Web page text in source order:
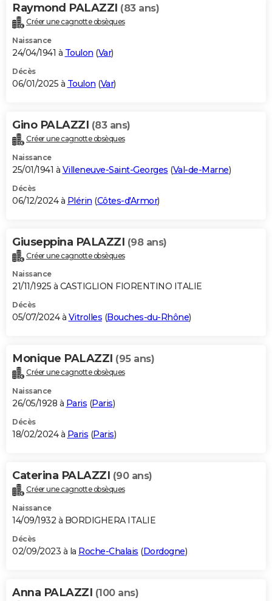
Bricolage
Lifestyle
Culture
Sport
Auto
Television
Voyage
Cinema
Raymond PALAZZI (83 ans)
Créer une cagnotte obsèques
Naissance
24/04/1941 à Toulon (Var)
Décès
06/01/2025 à Toulon (Var)
Gino PALAZZI (83 ans)
Créer une cagnotte obsèques
Naissance
25/01/1941 à Villeneuve-Saint-Georges (Val-de-Marne)
Décès
06/12/2024 à Plérin (Côtes-d'Armor)
Giuseppina PALAZZI (98 ans)
Créer une cagnotte obsèques
Naissance
21/11/1925 à CASTIGLION FIORENTINO ITALIE
Décès
05/07/2024 à Vitrolles (Bouches-du-Rhône)
Monique PALAZZI (95 ans)
Créer une cagnotte obsèques
Naissance
26/05/1928 à Paris (Paris)
Décès
18/02/2024 à Paris (Paris)
Caterina PALAZZI (90 ans)
Créer une cagnotte obsèques
Naissance
14/09/1932 à BORDIGHERA ITALIE
Décès
02/09/2023 à la Roche-Chalais (Dordogne)
Anna PALAZZI (100 ans)